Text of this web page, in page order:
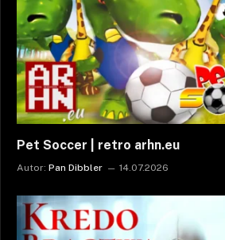
Pet Soccer | retro arhn.eu
Autor: Pan Dibbler 14.07.2026